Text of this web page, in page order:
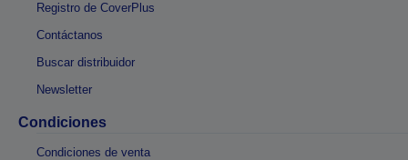
Registro de CoverPlus
Contáctanos
Buscar distribuidor
Newsletter
Condiciones
Condiciones de venta